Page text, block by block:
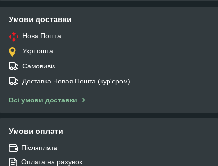
Умови доставки
Нова Пошта
Укрпошта
Самовивіз
Доставка Новая Пошта (кур'єром)
Всі умови доставки
Умови оплати
Післяплата
Оплата на рахунок